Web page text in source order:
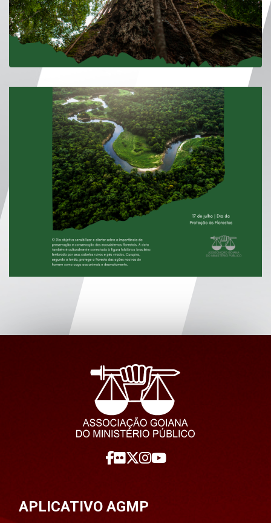
APLICATIVO AGMP